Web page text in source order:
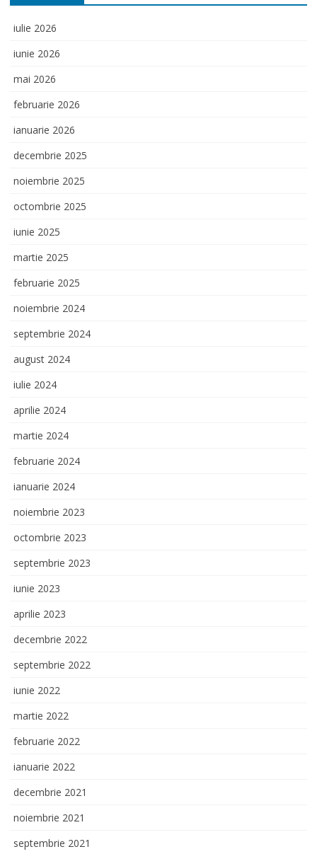
iulie 2026
iunie 2026
mai 2026
februarie 2026
ianuarie 2026
decembrie 2025
noiembrie 2025
octombrie 2025
iunie 2025
martie 2025
februarie 2025
noiembrie 2024
septembrie 2024
august 2024
iulie 2024
aprilie 2024
martie 2024
februarie 2024
ianuarie 2024
noiembrie 2023
octombrie 2023
septembrie 2023
iunie 2023
aprilie 2023
decembrie 2022
septembrie 2022
iunie 2022
martie 2022
februarie 2022
ianuarie 2022
decembrie 2021
noiembrie 2021
septembrie 2021